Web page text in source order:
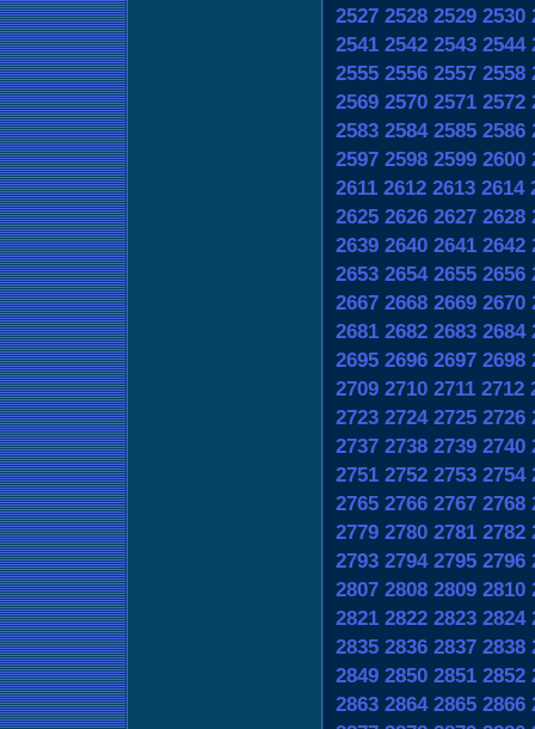
2527 2528 2529 2530
2541 2542 2543 2544
2555 2556 2557 2558
2569 2570 2571 2572
2583 2584 2585 2586
2597 2598 2599 2600
2611 2612 2613 2614
2625 2626 2627 2628
2639 2640 2641 2642
2653 2654 2655 2656
2667 2668 2669 2670
2681 2682 2683 2684
2695 2696 2697 2698
2709 2710 2711 2712
2723 2724 2725 2726
2737 2738 2739 2740
2751 2752 2753 2754
2765 2766 2767 2768
2779 2780 2781 2782
2793 2794 2795 2796
2807 2808 2809 2810
2821 2822 2823 2824
2835 2836 2837 2838
2849 2850 2851 2852
2863 2864 2865 2866